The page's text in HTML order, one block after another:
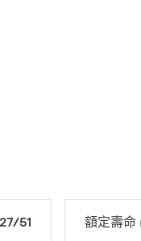
51 額定壽命